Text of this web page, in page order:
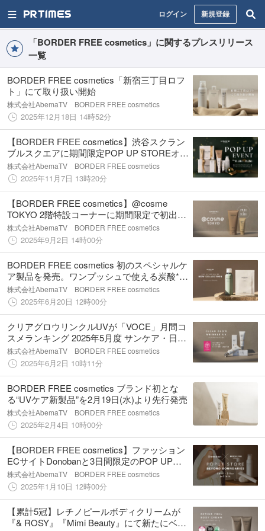
ログイン 新規登録
「BORDER FREE cosmetics」に関するプレスリリース
一覧
BORDER FREE cosmetics「新宿三丁目ロフ
ト」にて取り扱い開始
株式会社AbemaTV BORDER FREE cosmetics
2025年12月18日 14時52分
【BORDER FREE cosmetics】渋谷スクラン
ブルスクエアに期間限定POP UP STOREオー
プン
株式会社AbemaTV BORDER FREE cosmetics
2025年11月7日 13時20分
【BORDER FREE cosmetics】@cosme
TOKYO 2階特設コーナーに期間限定で初出
店！5冠受賞*¹のレチノール*²×ボディケア製
品・限定セットも
株式会社AbemaTV BORDER FREE cosmetics
2025年9月2日 14時00分
BORDER FREE cosmetics 初のスペシャルケ
ア製品を発売。ワンプッシュで使える炭酸*パ
ックと美容液シートマスク
株式会社AbemaTV BORDER FREE cosmetics
2025年6月20日 12時00分
クリアグロウリンクルUVが「VOCE」月間コ
スメランキング 2025年5月度 サンケア・日焼
け止め部門にて1位を獲得｜BORDER FREE
cosmetics
株式会社AbemaTV BORDER FREE cosmetics
2025年6月2日 10時11分
BORDER FREE cosmetics ブランド初とな
る“UVケア新製品”を2月19日(水)より先行発売
株式会社AbemaTV BORDER FREE cosmetics
2025年2月4日 10時00分
【BORDER FREE cosmetics】ファッション
ECサイトDonobanと3日間限定のPOP UP
STOREを大阪にオープン
株式会社AbemaTV BORDER FREE cosmetics
2025年1月10日 12時00分
【累計5冠】レチノピールボディクリームが
『& ROSY』『Mimi Beauty』にて新たにベス